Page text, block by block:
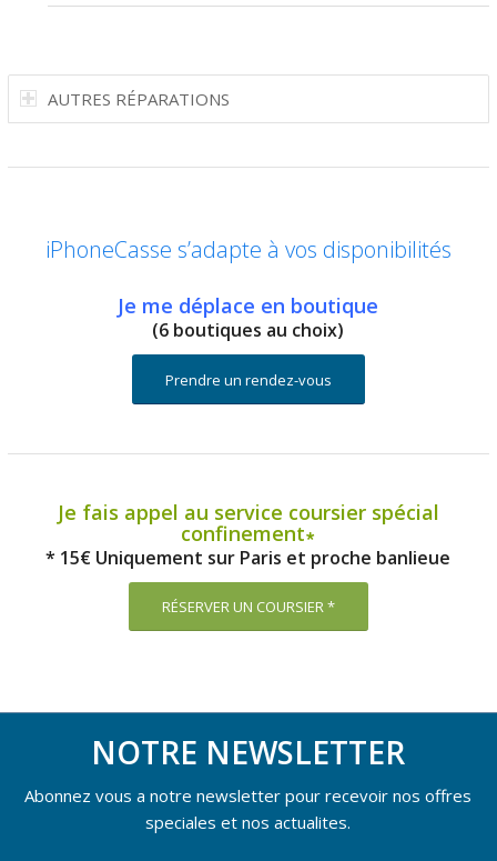
AUTRES RÉPARATIONS
iPhoneCasse s’adapte à vos disponibilités
Je me déplace en boutique
(6 boutiques au choix)
Prendre un rendez-vous
Je fais appel au service coursier spécial
confinement∗
* 15€ Uniquement sur Paris et proche banlieue
RÉSERVER UN COURSIER *
NOTRE NEWSLETTER
Abonnez vous a notre newsletter pour recevoir nos offres
speciales et nos actualites.